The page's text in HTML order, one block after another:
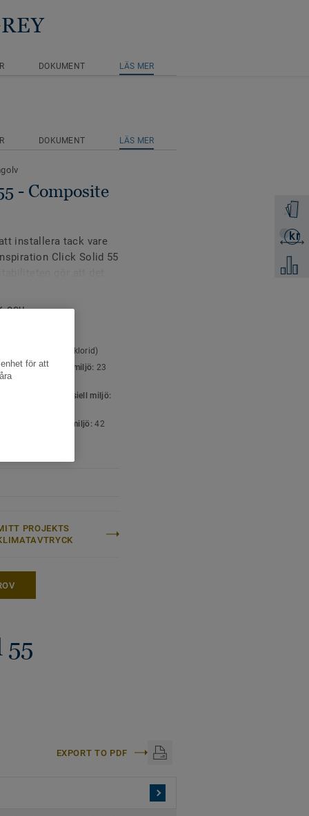
DOKUMENT LÄS MER
Beställ
kr
Jämför
DOKUMENT LÄS MER
- Composite
installera tack vare
Click Solid 55
OCH
(polyvinylklorid)
för bostadsmiljö: 23
för kommersiell miljö:
för industrimiljö:42
PROJEKTS
55
EXPORT TO PDF
för att